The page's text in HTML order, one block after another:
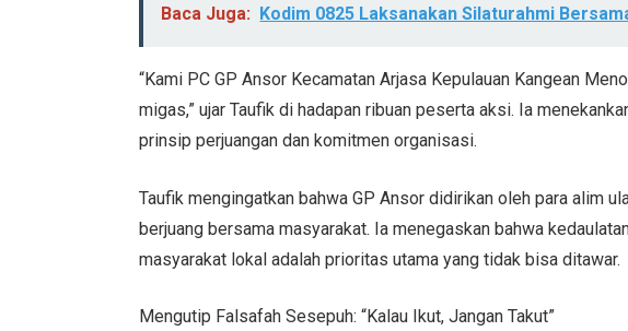
Baca Juga: Kodim 0825 Laksanakan Silaturahmi
“Kami PC GP Ansor Kecamatan Arjasa Kepulauan Kangean
migas,” ujar Taufik di hadapan ribuan peserta aksi. Ia
prinsip perjuangan dan komitmen organisasi.
Taufik mengingatkan bahwa GP Ansor didirikan oleh para alim
berjuang bersama masyarakat. Ia menegaskan bahwa
masyarakat lokal adalah prioritas utama yang tidak bisa ditawar.
Mengutip Falsafah Sesepuh: “Kalau Ikut, Jangan Takut”